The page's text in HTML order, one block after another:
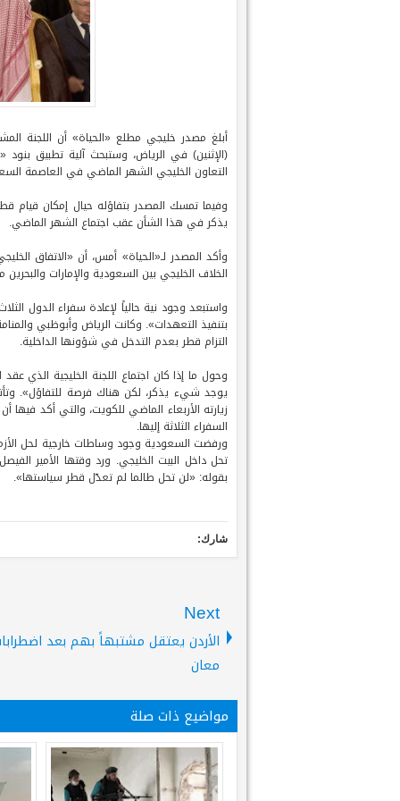
أبلغ مصدر خليجي مطلع «الحياة» أن اللجنة
(الإثنين) في الرياض، وستبحث آلية تطبيق
التعاون الخليجي الشهر الماضي في العاصمة
وفيما تمسك المصدر بتفاؤله حيال إمكان قيام
يذكر في هذا الشأن عقب اجتماع الشهر الماضي.
وأكد المصدر لـ«الحياة» أمس، أن «الاتفاق
الخلاف الخليجي بين السعودية والإمارات
واستبعد وجود نية حالياً لإعادة سفراء الدول
بتنفيذ التعهدات». وكانت الرياض وأبوظبي
التزام قطر بعدم التدخل في شؤونها الداخلية.
وحول ما إذا كان اجتماع اللجنة الخليجية الذي
يوجد شيء يذكر، لكن هناك فرصة للتفاؤل».
زيارته الأربعاء الماضي للكويت، والتي أكد فيها
السفراء الثلاثة إليها.
ورفضت السعودية وجود وساطات خارجية لحل
تحل داخل البيت الخليجي. ورد وقتها الأمير
بقوله: «لن تحل طالما لم تعدّل قطر سياستها».
شارك:
Next
الأردن يعتقل مشتبهاً بهم بعد
معان
مواضيع ذات صلة